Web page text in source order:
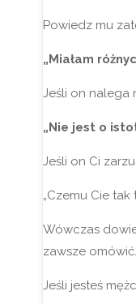
Powiedz mu
„Miałam
Jeśli on nalega
„Nie jest o
Jeśli on Ci
„Czemu Cie
Wówczas
zawsze
Jeśli jesteś